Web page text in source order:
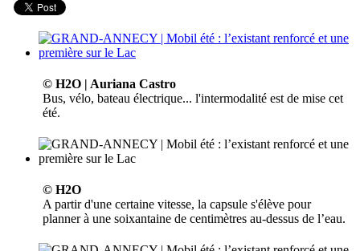
© H2O | Auriana Castro
Bus, vélo, bateau électrique... l'intermodalité est de mise cet
été.
© H2O
A partir d'une certaine vitesse, la capsule s'élève pour
planner à une soixantaine de centimètres au-dessus de l’eau.